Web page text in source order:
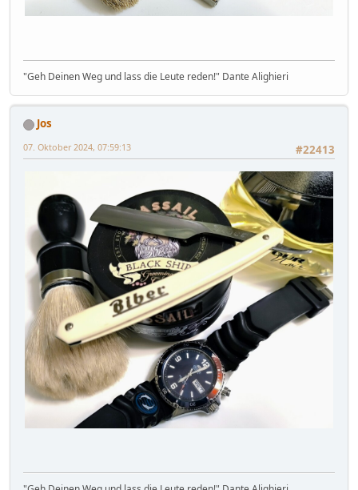
"Geh Deinen Weg und lass die Leute reden!" Dante Alighieri
Jos
#22413
07. Oktober 2024, 07:59:13